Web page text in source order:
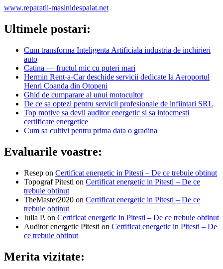
www.reparatii-masinidespalat.net
Ultimele postari:
Cum transforma Inteligenta Artificiala industria de inchirieri
auto
Catina — fructul mic cu puteri mari
Hermin Rent-a-Car deschide servicii dedicate la Aeroportul
Henri Coanda din Otopeni
Ghid de cumparare al unui motocultor
De ce sa optezi pentru servicii profesionale de infiintari SRL
Top motive sa devii auditor energetic si sa intocmesti
certificate energetice
Cum sa cultivi pentru prima data o gradina
Evaluarile voastre:
Resep on Certificat energetic in Pitesti – De ce trebuie obtinut
Topograf Pitesti on Certificat energetic in Pitesti – De ce
trebuie obtinut
TheMaster2020 on Certificat energetic in Pitesti – De ce
trebuie obtinut
Iulia P. on Certificat energetic in Pitesti – De ce trebuie obtinut
Auditor energetic Pitesti on Certificat energetic in Pitesti – De
ce trebuie obtinut
Merita vizitate: